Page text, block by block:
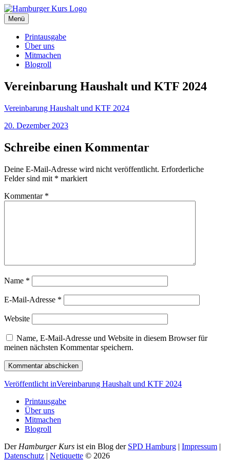
Zum
Inhalt
springen
Hamburger Kurs
SPD Hamburg Blog
Menü
Printausgabe
Über uns
Mitmachen
Blogroll
Vereinbarung Haushalt und KTF 2024
Vereinbarung Haushalt und KTF 2024
Veröffentlicht
20. Dezember 2023
Schreibe einen Kommentar
Deine E-Mail-Adresse wird nicht veröffentlicht. Erforderliche
Felder sind mit * markiert
Kommentar *
Name *
E-Mail-Adresse *
Website
Name, E-Mail-Adresse und Website in diesem Browser für
meinen nächsten Kommentar speichern.
Beitragsnavigation
Veröffentlicht inVereinbarung Haushalt und KTF 2024
Printausgabe
Über uns
Mitmachen
Blogroll
Der Hamburger Kurs ist ein Blog der SPD Hamburg | Impressum |
Datenschutz | Netiquette © 2026